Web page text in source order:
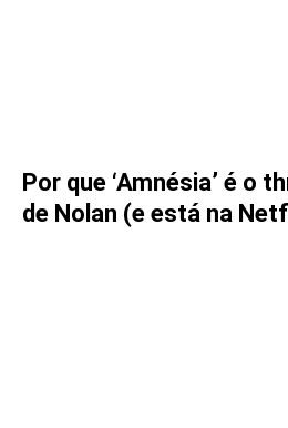
Por que ‘Amnésia’ é o
de Nolan (e está na